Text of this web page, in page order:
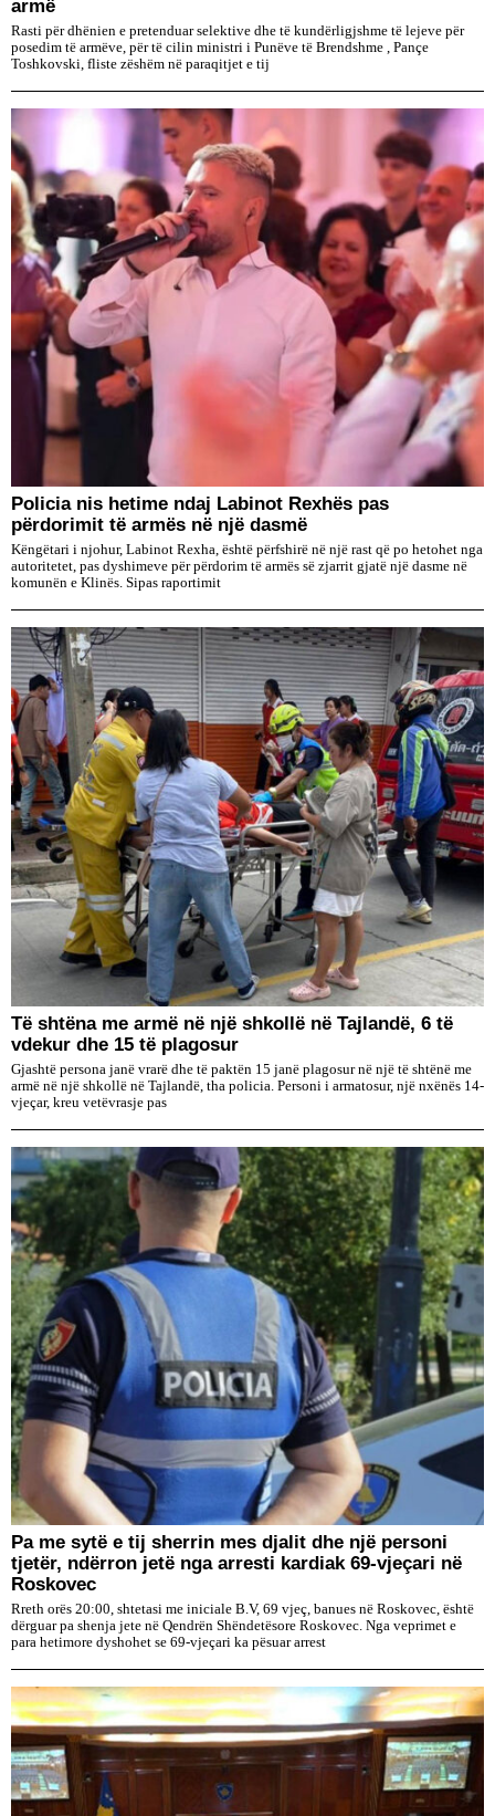
armë
Rasti për dhënien e pretenduar selektive dhe të kundërligjshme të lejeve për
posedim të armëve, për të cilin ministri i Punëve të Brendshme , Pançe
Toshkovski, fliste zëshëm në paraqitjet e tij
Policia nis hetime ndaj Labinot Rexhës pas
përdorimit të armës në një dasmë
Këngëtari i njohur, Labinot Rexha, është përfshirë në një rast që po hetohet nga
autoritetet, pas dyshimeve për përdorim të armës së zjarrit gjatë një dasme në
komunën e Klinës. Sipas raportimit
Të shtëna me armë në një shkollë në Tajlandë, 6 të
vdekur dhe 15 të plagosur
Gjashtë persona janë vrarë dhe të paktën 15 janë plagosur në një të shtënë me
armë në një shkollë në Tajlandë, tha policia. Personi i armatosur, një nxënës 14-
vjeçar, kreu vetëvrasje pas
Pa me sytë e tij sherrin mes djalit dhe një personi
tjetër, ndërron jetë nga arresti kardiak 69-vjeçari në
Roskovec
Rreth orës 20:00, shtetasi me iniciale B.V, 69 vjeç, banues në Roskovec, është
dërguar pa shenja jete në Qendrën Shëndetësore Roskovec. Nga veprimet e
para hetimore dyshohet se 69-vjeçari ka pësuar arrest